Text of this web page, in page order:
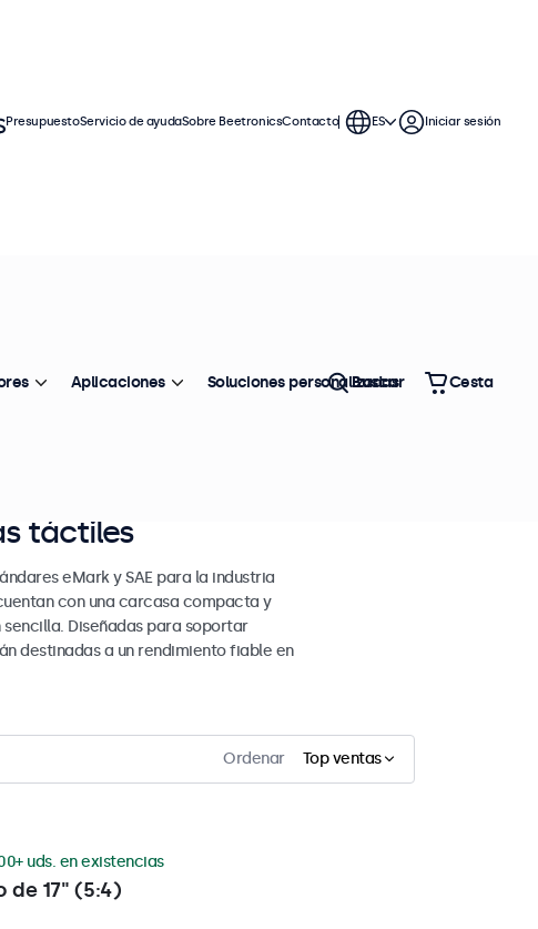
táctiles
eMark y SAE para la industria
con una carcasa compacta y
Diseñadas para soportar
destinadas a un rendimiento fiable en
Ordenar Top ventas
de 17" (5:4)
uds. en existencias
PresupuestoServicio de ayudaSobre BeetronicsContacto ES Iniciar sesión
Aplicaciones Soluciones personalizadas
Buscar Cesta